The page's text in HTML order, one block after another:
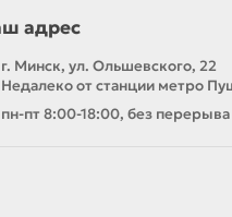
адрес
г. Минск, ул. Ольшевского, 22
Недалеко от станции метро
пн-пт 8:00-18:00, без перерыва